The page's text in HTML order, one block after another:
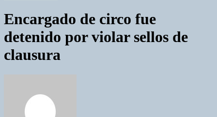
Encargado de circo fue
detenido por violar sellos de
clausura